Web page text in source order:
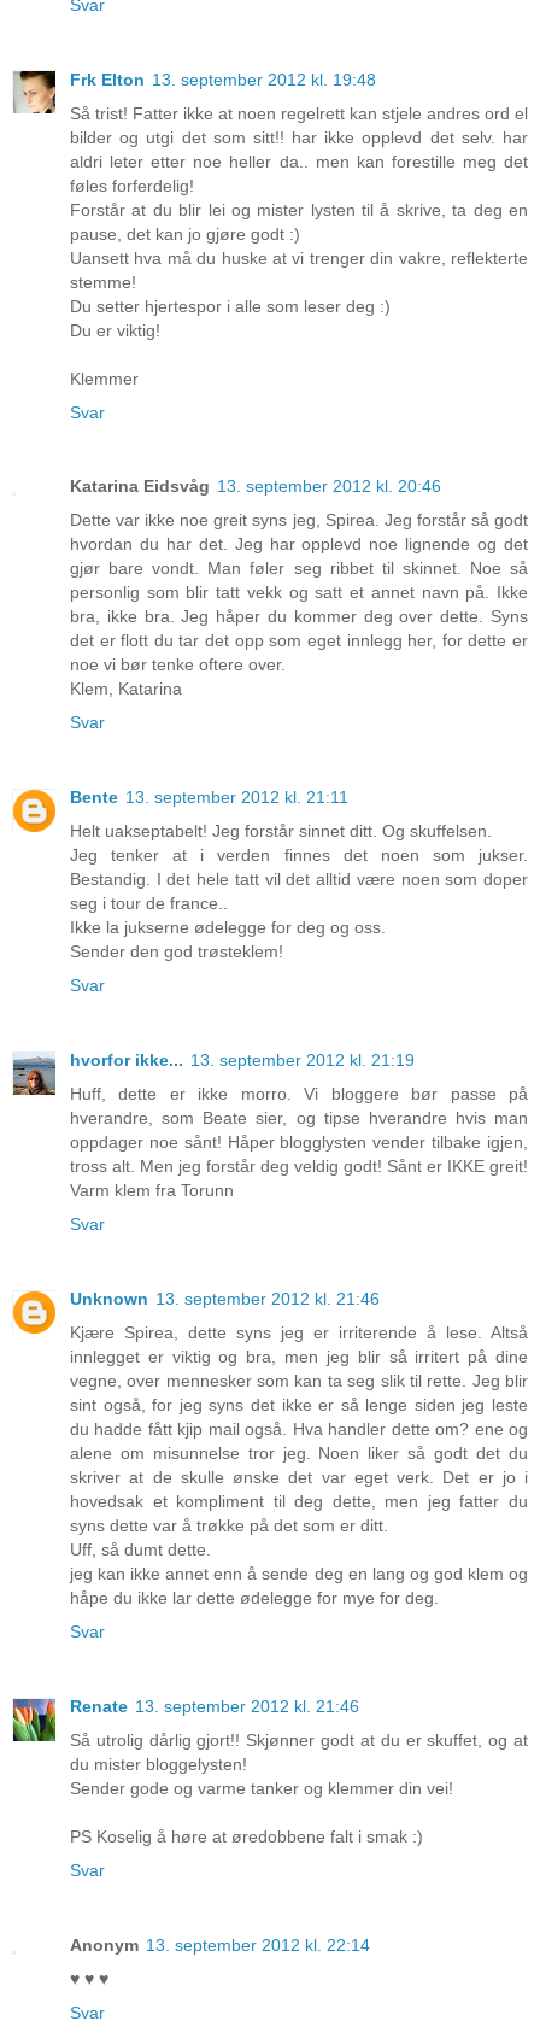
Svar
Frk Elton 13. september 2012 kl. 19:48
Så trist! Fatter ikke at noen regelrett kan stjele andres ord el
bilder og utgi det som sitt!! har ikke opplevd det selv. har
aldri leter etter noe heller da.. men kan forestille meg det
føles forferdelig!
Forstår at du blir lei og mister lysten til å skrive, ta deg en
pause, det kan jo gjøre godt :)
Uansett hva må du huske at vi trenger din vakre, reflekterte
stemme!
Du setter hjertespor i alle som leser deg :)
Du er viktig!
Klemmer
Svar
Katarina Eidsvåg 13. september 2012 kl. 20:46
Dette var ikke noe greit syns jeg, Spirea. Jeg forstår så godt
hvordan du har det. Jeg har opplevd noe lignende og det
gjør bare vondt. Man føler seg ribbet til skinnet. Noe så
personlig som blir tatt vekk og satt et annet navn på. Ikke
bra, ikke bra. Jeg håper du kommer deg over dette. Syns
det er flott du tar det opp som eget innlegg her, for dette er
noe vi bør tenke oftere over.
Klem, Katarina
Svar
Bente 13. september 2012 kl. 21:11
Helt uakseptabelt! Jeg forstår sinnet ditt. Og skuffelsen.
Jeg tenker at i verden finnes det noen som jukser.
Bestandig. I det hele tatt vil det alltid være noen som doper
seg i tour de france..
Ikke la jukserne ødelegge for deg og oss.
Sender den god trøsteklem!
Svar
hvorfor ikke... 13. september 2012 kl. 21:19
Huff, dette er ikke morro. Vi bloggere bør passe på
hverandre, som Beate sier, og tipse hverandre hvis man
oppdager noe sånt! Håper blogglysten vender tilbake igjen,
tross alt. Men jeg forstår deg veldig godt! Sånt er IKKE greit!
Varm klem fra Torunn
Svar
Unknown 13. september 2012 kl. 21:46
Kjære Spirea, dette syns jeg er irriterende å lese. Altså
innlegget er viktig og bra, men jeg blir så irritert på dine
vegne, over mennesker som kan ta seg slik til rette. Jeg blir
sint også, for jeg syns det ikke er så lenge siden jeg leste
du hadde fått kjip mail også. Hva handler dette om? ene og
alene om misunnelse tror jeg. Noen liker så godt det du
skriver at de skulle ønske det var eget verk. Det er jo i
hovedsak et kompliment til deg dette, men jeg fatter du
syns dette var å trøkke på det som er ditt.
Uff, så dumt dette.
jeg kan ikke annet enn å sende deg en lang og god klem og
håpe du ikke lar dette ødelegge for mye for deg.
Svar
Renate 13. september 2012 kl. 21:46
Så utrolig dårlig gjort!! Skjønner godt at du er skuffet, og at
du mister bloggelysten!
Sender gode og varme tanker og klemmer din vei!
PS Koselig å høre at øredobbene falt i smak :)
Svar
Anonym 13. september 2012 kl. 22:14
♥ ♥ ♥
Svar